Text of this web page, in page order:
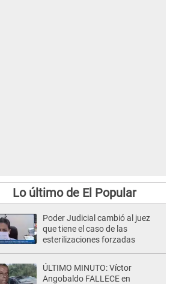
Lo último de El Popular
Poder Judicial cambió al juez
que tiene el caso de las
esterilizaciones forzadas
ÚLTIMO MINUTO: Víctor
Angobaldo FALLECE en